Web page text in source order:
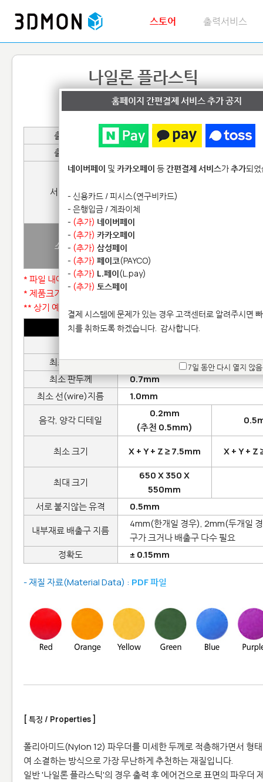
스토어 출력서비스
나일론 플라스틱
출력비용 :15,000원~ / 모델(part)
출력 재질
폴리아미드(PA) 수지, Nylon 12
출력 방식
서비스 종류
일반 표면
백색(White)
소요기간
(※25cm 초과시 13~17
* 파일 내에 여러개 모델(part)이 있는 경우 :
* 제품크기는 크지만 소모 재료량이 적은 경우 :
** 상기 예외사항은 자동견적 시스템에서 자동 구분됩니다.
디자인 룰 / Design Rules
최소 벽두께
0.7mm
최소 판두께
0.7mm
최소 선(wire)지름
1.0mm
음각, 양각 디테일
0.2mm
(추천 0.5mm)
최소 크기 X + Y + Z ≥ 7.5mm X + Y + Z
최대 크기
650 X 350 X
550mm
서로 붙지않는 유격
0.5mm
내부재료 배출구 지름
4mm(한개일 경우), 2mm(두개일
구가 크거나 배출구 다수 필요
정확도
± 0.15mm
- 재질 자료(Material Data) : PDF 파일
[ 특징 / Properties ]
폴리아미드(Nylon 12) 파우더를 미세한 두께로 적층해가면서 형
여 소결하는 방식으로 가장 무난하게 추천하는 재질입니다.
일반 '나일론 플라스틱'의 경우 출력 후 에어건으로 표면의 파우더
홈페이지 간편결제 서비스 추가 공지
네이버페이 및 카카오페이 등간편결제 서비스가추가되
- 신용카드 / 피시스(연구비카드)
- 은행입금 / 계좌이체
- (추가) 네이버페이
- (추가) 카카오페이
- (추가) 삼성페이
- (추가) 페이코(PAYCO)
- (추가) L.페이(L.pay)
- (추가) 토스페이
결제 시스템에 문제가 있는 경우 고객센터로 알려주시면
치를 취하도록 하겠습니다. 감사합니다.
7일 동안 다시 열지 않음